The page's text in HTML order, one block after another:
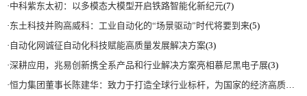
·中科紫东太初：以多模态大模型开启铁路智能化新纪元(7)
·东土科技并购高威科：工业自动化的“场景驱动”时代将要到来(5)
· 自动化网诚征自动化科技赋能高质量发展解决方案(3)
·深耕应用，兆易创新携全系产品和行业解决方案亮相慕尼黑电子展(3)
·恒力集团董事长陈建华：致力于打造全球行业标杆，为国家的经济高质量发展贡献更大力量|上海电气集团党委书记、董事长吴磊来访